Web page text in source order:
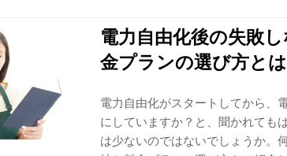
電力自由化後の失敗
金プランの選び方と
電力自由化がスタートしてから、
にしていますか？と、聞かれても
は少ないのではないでしょうか。